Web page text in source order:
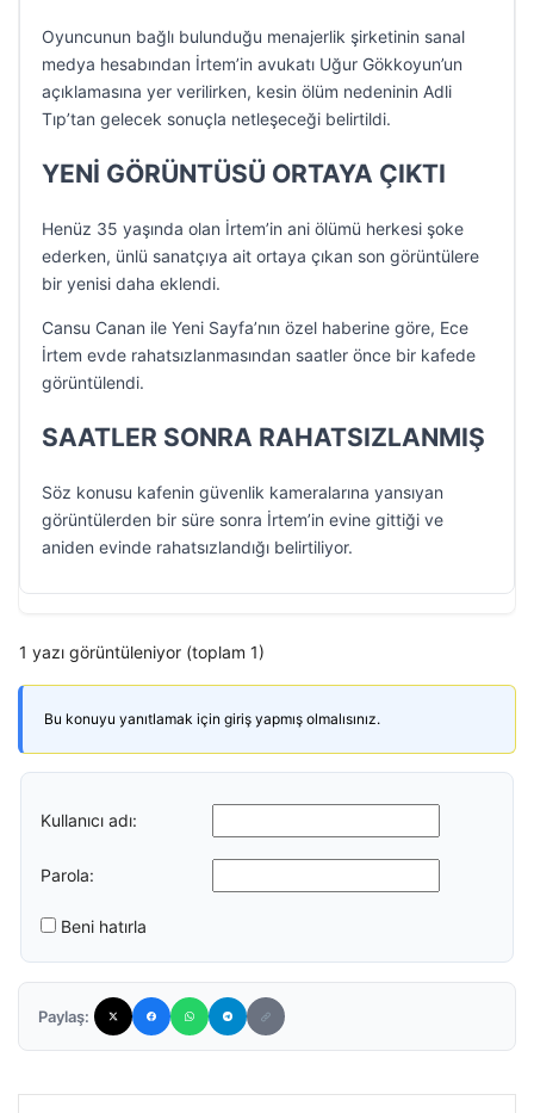
Oyuncunun bağlı bulunduğu menajerlik şirketinin sanal
medya hesabından İrtem’in avukatı Uğur Gökkoyun’un
açıklamasına yer verilirken, kesin ölüm nedeninin Adli
Tıp’tan gelecek sonuçla netleşeceği belirtildi.
YENİ GÖRÜNTÜSÜ ORTAYA ÇIKTI
Henüz 35 yaşında olan İrtem’in ani ölümü herkesi şoke
ederken, ünlü sanatçıya ait ortaya çıkan son görüntülere
bir yenisi daha eklendi.
Cansu Canan ile Yeni Sayfa’nın özel haberine göre, Ece
İrtem evde rahatsızlanmasından saatler önce bir kafede
görüntülendi.
SAATLER SONRA RAHATSIZLANMIŞ
Söz konusu kafenin güvenlik kameralarına yansıyan
görüntülerden bir süre sonra İrtem’in evine gittiği ve
aniden evinde rahatsızlandığı belirtiliyor.
1 yazı görüntüleniyor (toplam 1)
Bu konuyu yanıtlamak için giriş yapmış olmalısınız.
Kullanıcı adı:
Parola:
Beni hatırla
Paylaş: